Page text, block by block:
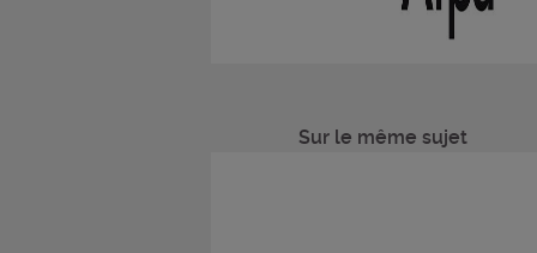
Sur le même sujet